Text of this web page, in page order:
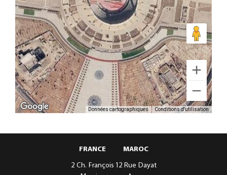
Données cartographiques Conditions d'utilisation
FRANCE
2 Ch. François
MAROC
12 Rue Dayat